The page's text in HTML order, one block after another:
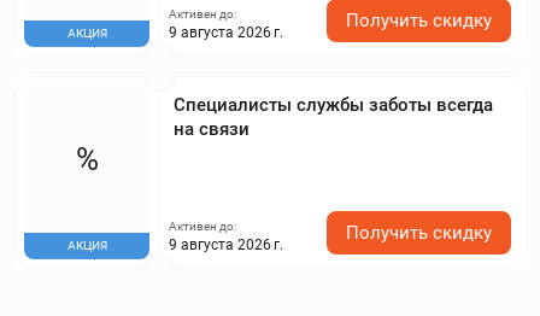
АКЦИЯ
Активен до:
9 августа 2026 г.
Получить скидку
Специалисты службы заботы всегда
на связи
%
АКЦИЯ
Активен до:
9 августа 2026 г.
Получить скидку